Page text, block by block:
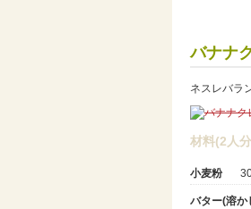
バナナ
ネスレバラ
材料(2人
小麦粉
バター(溶か